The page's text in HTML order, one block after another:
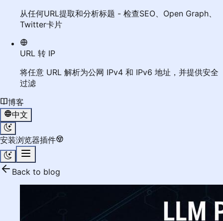
从任何URL提取和分析标题 - 检查SEO、Open Graph、
Twitter卡片
URL 转 IP
将任意 URL 解析为公网 IPv4 和 IPv6 地址，并提供安全
过滤
博客
中文
安装浏览器插件
Back to blog